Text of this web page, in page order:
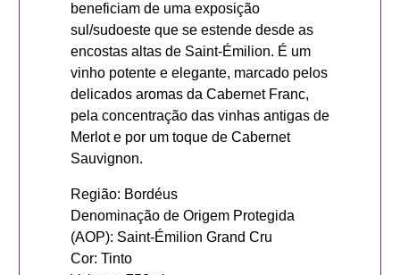
beneficiam de uma exposição
sul/sudoeste que se estende desde as
encostas altas de Saint-Émilion. É um
vinho potente e elegante, marcado pelos
delicados aromas da Cabernet Franc,
pela concentração das vinhas antigas de
Merlot e por um toque de Cabernet
Sauvignon.
Região: Bordéus
Denominação de Origem Protegida
(AOP): Saint-Émilion Grand Cru
Cor: Tinto